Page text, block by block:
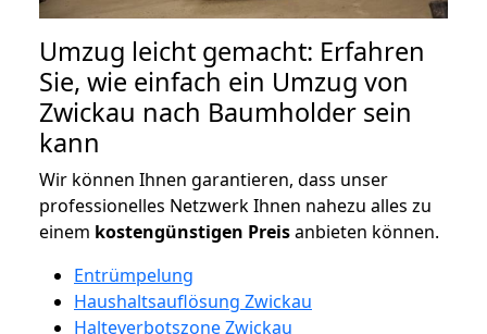
Umzug leicht gemacht: Erfahren
Sie, wie einfach ein Umzug von
Zwickau nach Baumholder sein
kann
Wir können Ihnen garantieren, dass unser
professionelles Netzwerk Ihnen nahezu alles zu
einem kostengünstigen Preisanbieten können.
Entrümpelung
Haushaltsauflösung Zwickau
Halteverbotszone Zwickau